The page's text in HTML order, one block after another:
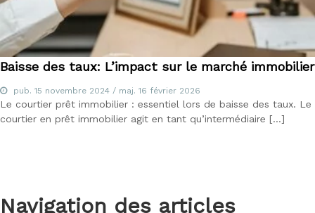
Baisse des taux: L’impact sur le marché immobilier
pub. 15 novembre 2024 / maj. 16 février 2026
Le courtier prêt immobilier : essentiel lors de baisse des taux. Le
courtier en prêt immobilier agit en tant qu’intermédiaire […]
Navigation des articles